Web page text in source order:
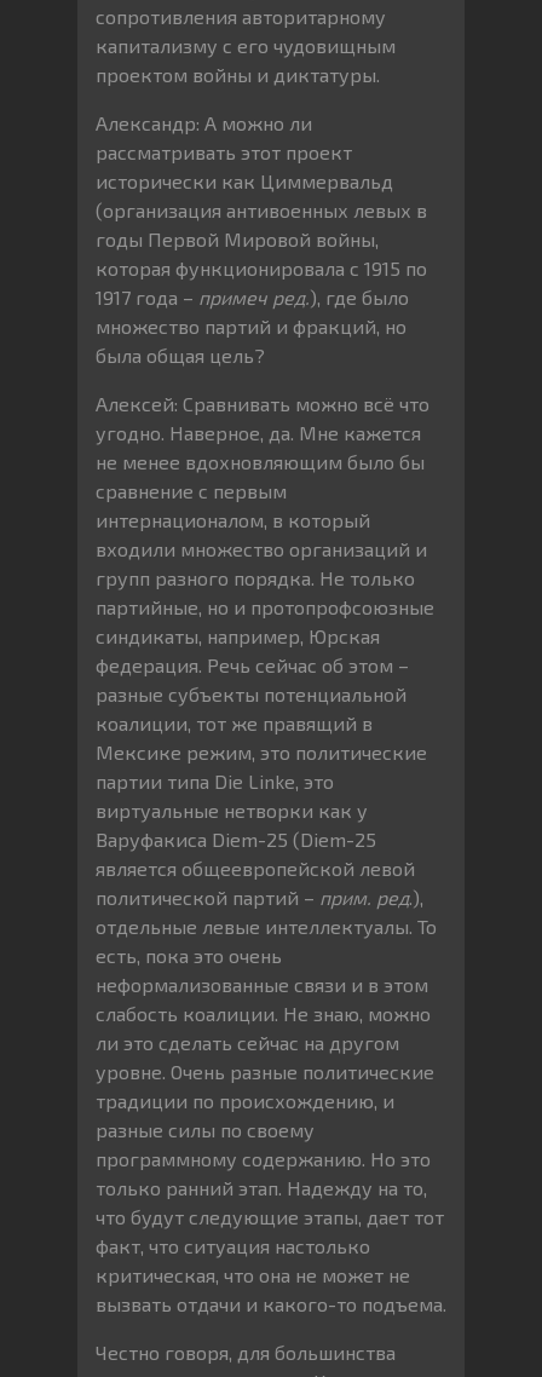
сопротивления авторитарному
капитализму с его чудовищным
проектом войны и диктатуры.
Александр: А можно ли
рассматривать этот проект
исторически как Циммервальд
(организация антивоенных левых в
годы Первой Мировой войны,
которая функционировала с 1915 по
1917 года – примеч ред.), где было
множество партий и фракций, но
была общая цель?
Алексей: Сравнивать можно всё что
угодно. Наверное, да. Мне кажется
не менее вдохновляющим было бы
сравнение с первым
интернационалом, в который
входили множество организаций и
групп разного порядка. Не только
партийные, но и протопрофсоюзные
синдикаты, например, Юрская
федерация. Речь сейчас об этом –
разные субъекты потенциальной
коалиции, тот же правящий в
Мексике режим, это политические
партии типа Die Linke, это
виртуальные нетворки как у
Варуфакиса Diem-25 (Diem-25
является общеевропейской левой
политической партий – прим. ред.),
отдельные левые интеллектуалы. То
есть, пока это очень
неформализованные связи и в этом
слабость коалиции. Не знаю, можно
ли это сделать сейчас на другом
уровне. Очень разные политические
традиции по происхождению, и
разные силы по своему
программному содержанию. Но это
только ранний этап. Надежду на то,
что будут следующие этапы, дает тот
факт, что ситуация настолько
критическая, что она не может не
вызвать отдачи и какого-то подъема.
Честно говоря, для большинства